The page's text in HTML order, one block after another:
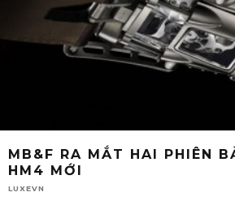
MB&F RA MẮT HAI PHIÊN
HM4 MỚI
LUXEVN